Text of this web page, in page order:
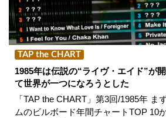
TAP the CHART
1985年は伝説の“ライヴ・エイド”が
て世界が一つになろうとした
「TAP the CHART」第3回/1985年 ま
ムのビルボード年間チャートTOP 10